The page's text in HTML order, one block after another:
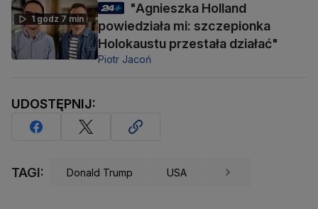
1 godz 7 min
"Agnieszka Holland
powiedziała mi: szczepionka
Holokaustu przestała działać"
Piotr Jacoń
UDOSTĘPNIJ:
TAGI: Donald Trump USA